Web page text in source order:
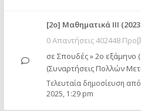
[2ο] Μαθηματικά ΙΙΙ
0 Απαντήσεις 402448
σε Σπουδές»2ο εξάμηνο
(Συναρτήσεις Πολλών
Τελευταία δημοσίευση από
2025, 1:29 pm